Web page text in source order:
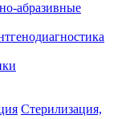
абразивные
Стерилизация,